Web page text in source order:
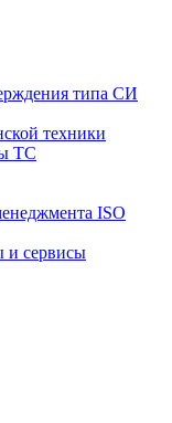
типа СИ
техники
ТС
ISO
и сервисы